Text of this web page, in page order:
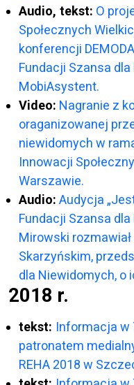
Audio, tekst: O
Społecznych
konferencji
Fundacji Szansa
MobiAsystent.
Video: Nagranie z
oraganizowanej
niewidomych w
Innowacji
Warszawie.
Audio: Audycja
Fundacji Szansa
Mirowski
Skarzyńskim,
dla Niewidomych, o
2018 r.
tekst: Informacja w
patronatem
REHA 2018 w